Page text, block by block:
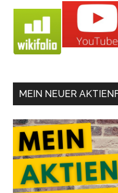
MEIN NEUER